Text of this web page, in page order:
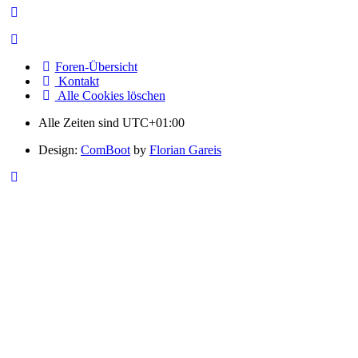
Foren-Übersicht
Kontakt
Alle Cookies löschen
Alle Zeiten sind UTC+01:00
Design: ComBoot by Florian Gareis